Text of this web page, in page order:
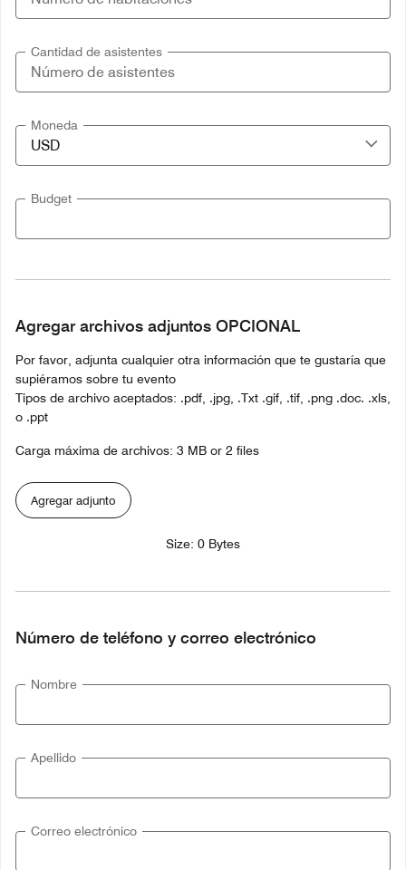
Cantidad de asistentes
Moneda
Budget
Agregar archivos adjuntos OPCIONAL
Por favor, adjunta cualquier otra información que te gustaría que
supiéramos sobre tu evento
Tipos de archivo aceptados: .pdf, .jpg, .Txt .gif, .tif, .png .doc. .xls,
o .ppt
Carga máxima de archivos: 3 MB or 2 files
Agregar adjunto
Size: 0 Bytes
Número de teléfono y correo electrónico
Nombre
Apellido
Correo electrónico